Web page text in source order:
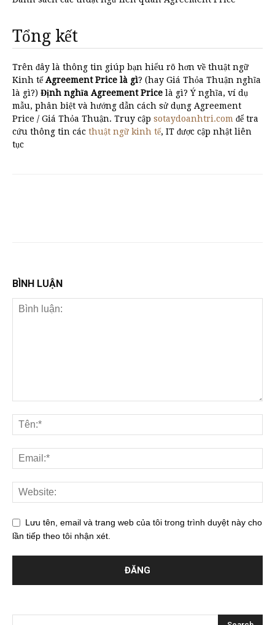
Tổng kết
Trên đây là thông tin giúp bạn hiểu rõ hơn về thuật ngữ
Kinh tếAgreement Price là gì? (hay Giá Thỏa Thuận nghĩa
là gì?) Định nghĩa Agreement Price là gì? Ý nghĩa, ví dụ
mẫu, phân biệt và hướng dẫn cách sử dụng Agreement
Price / Giá Thỏa Thuận. Truy cập sotaydoanhtri.com để tra
cứu thông tin các thuật ngữ kinh tế, IT được cập nhật liên
tục
BÌNH LUẬN
Lưu tên, email và trang web của tôi trong trình duyệt này cho
lần tiếp theo tôi nhận xét.